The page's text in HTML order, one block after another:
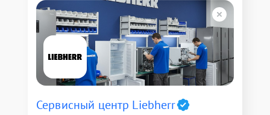
Сервисный центр Liebherr